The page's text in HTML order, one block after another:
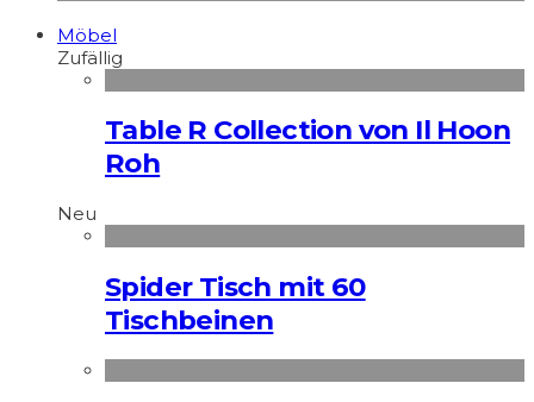
Möbel
Zufällig
Table R Collection von Il Hoon
Roh
Neu
Spider Tisch mit 60
Tischbeinen